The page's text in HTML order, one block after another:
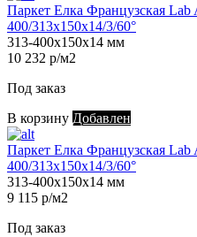
Паркет Елка Французская
400/313х150х14/3/60°
313-400х150х14 мм
10 232 р/м2
Под заказ
В корзину Добавлен
Паркет Елка Французская
400/313х150х14/3/60°
313-400х150х14 мм
9 115 р/м2
Под заказ